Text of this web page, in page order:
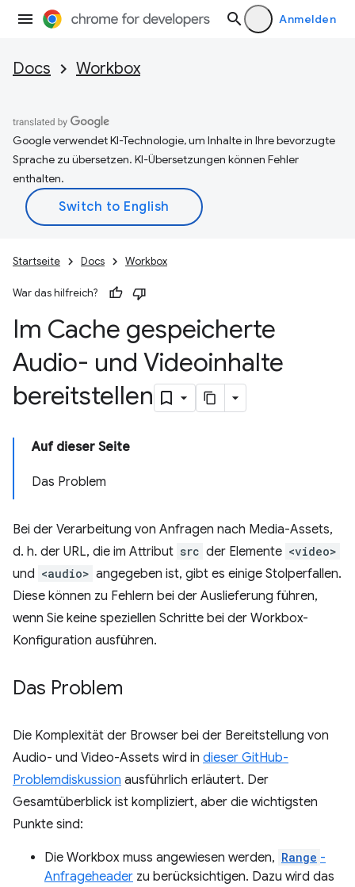
Anmelden
Docs Workbox
Google verwendet KI-Technologie, um Inhalte in Ihre bevorzugte
Sprache zu übersetzen. KI-Übersetzungen können Fehler
enthalten.
Startseite Docs Workbox
War das hilfreich?
Im Cache gespeicherte
Audio- und Videoinhalte
bereitstellen
Auf dieser Seite
Das Problem
Bei der Verarbeitung von Anfragen nach Media-Assets,
d. h. der URL, die im Attribut src der Elemente <video>
und <audio> angegeben ist, gibt es einige Stolperfallen.
Diese können zu Fehlern bei der Auslieferung führen,
wenn Sie keine speziellen Schritte bei der Workbox-
Konfiguration ausführen.
Das Problem
Die Komplexität der Browser bei der Bereitstellung von
Audio- und Video-Assets wird in dieser GitHub-
Problemdiskussion ausführlich erläutert. Der
Gesamtüberblick ist kompliziert, aber die wichtigsten
Punkte sind:
Die Workbox muss angewiesen werden, Range -
Anfrageheader zu berücksichtigen. Dazu wird das